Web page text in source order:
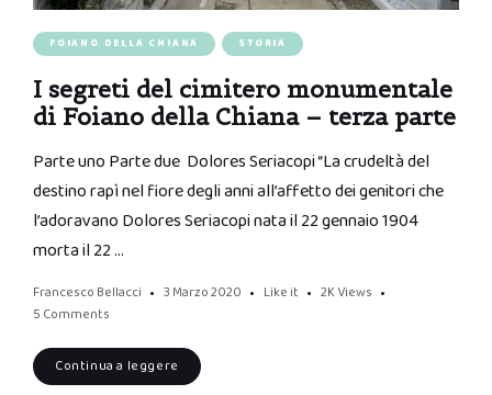
FOIANO DELLA CHIANA STORIA
I segreti del cimitero monumentale
di Foiano della Chiana – terza parte
Parte uno Parte due Dolores Seriacopi “La crudeltà del
destino rapì nel fiore degli anni all’affetto dei genitori che
l’adoravano Dolores Seriacopi nata il 22 gennaio 1904
morta il 22 …
Francesco Bellacci 3 Marzo 2020 Like it 2K Views
5 Comments
Continua a leggere